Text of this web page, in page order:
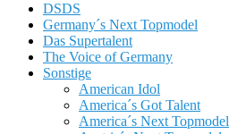
DSDS
Germany´s Next Topmodel
Das Supertalent
The Voice of Germany
Sonstige
American Idol
America´s Got Talent
America´s Next Topmodel